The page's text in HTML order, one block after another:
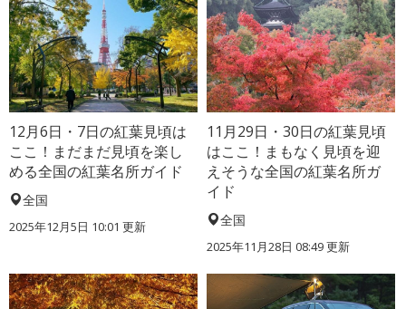
12月6日・7日の紅葉見頃は
ここ！まだまだ見頃を楽し
める全国の紅葉名所ガイド
全国
2025年12月5日 10:01 更新
11月29日・30日の紅葉見頃
はここ！まもなく見頃を迎
えそうな全国の紅葉名所ガ
イド
全国
2025年11月28日 08:49 更新